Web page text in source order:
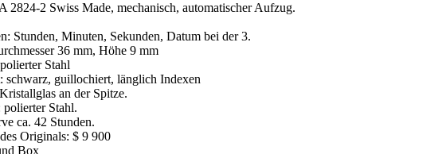
2824-2 Swiss Made, mechanisch, automatischer Aufzug.
Stunden, Minuten, Sekunden, Datum bei der 3.
36 mm, Höhe 9 mm
Stahl
schwarz, guillochiert, länglich Indexen
an der Spitze.
Stahl.
ca. 42 Stunden.
Originals: $ 9 900
Box